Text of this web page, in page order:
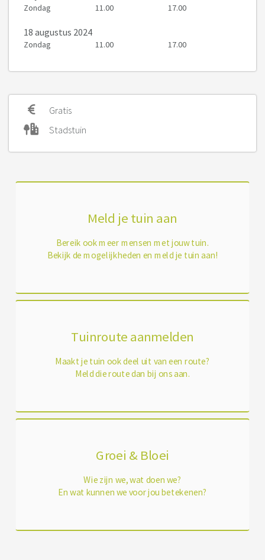
Zondag 11.00 17.00
18 augustus 2024
Zondag 11.00 17.00
Gratis
Stadstuin
Meld je tuin aan
Bereik ook meer mensen met jouw tuin.
Bekijk de mogelijkheden en meld je tuin aan!
Tuinroute aanmelden
Maakt je tuin ook deel uit van een route?
Meld die route dan bij ons aan.
Groei & Bloei
Wie zijn we, wat doen we?
En wat kunnen we voor jou betekenen?